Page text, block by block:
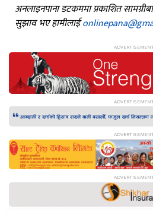
अनलाइनपाना डटकममा प्रकाशित
सुझाव भए हामीलाई